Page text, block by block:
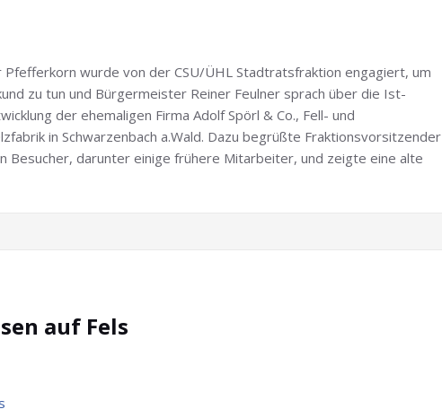
Pfefferkorn wurde von der CSU/ÜHL Stadtratsfraktion engagiert, um
zu tun und Bürgermeister Reiner Feulner sprach über die Ist-
der ehemaligen Firma Adolf Spörl & Co., Fell- und
in Schwarzenbach a.Wald. Dazu begrüßte Fraktionsvorsitzender
Besucher, darunter einige frühere Mitarbeiter, und zeigte eine alte
auf Fels